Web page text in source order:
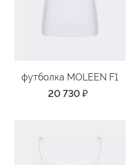
футболка MOLEEN F1
20 730 ₽